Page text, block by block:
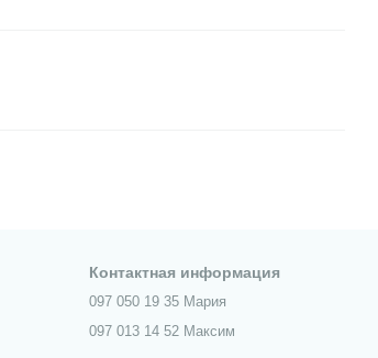
Контактная информация
097 050 19 35 Мария
097 013 14 52 Максим